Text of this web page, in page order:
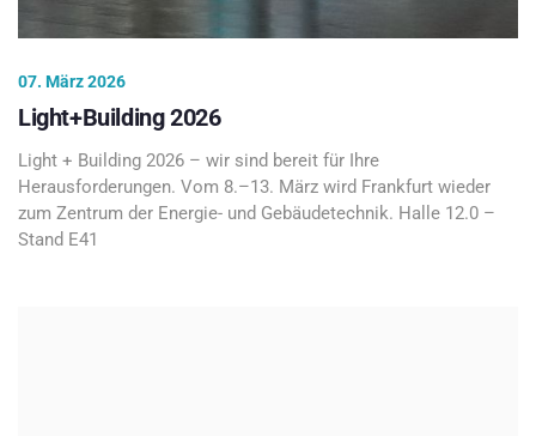
07. März 2026
Light+Building 2026
Light + Building 2026 – wir sind bereit für Ihre
Herausforderungen. Vom 8.–13. März wird Frankfurt wieder
zum Zentrum der Energie- und Gebäudetechnik. Halle 12.0 –
Stand E41